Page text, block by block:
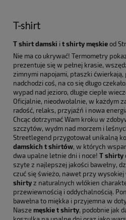
T-shirt
T shirt damski i t shirty męskie od
Nie ma co ukrywać! Termometry
prezentuje się w pełnej krasie,
zimnymi napojami, ptaszki ćwierkają,
nadchodzi coś, na co się długo
wypad nad jezioro, długie ciepłe
Oficjalnie, nieodwołalnie, w każdym
radość, relaks, przyjaźń i nowa
Chcąc dotrzymać Wam kroku w
szczytów, wydm nad morzem i
Streetlegend przygotował unikalną
damskich t shirtów, w których
dwa upalne letnie dni i noce! T shirty
szyte z najlepszej jakości bawełny,
czuć się świeżo, nawet przy
shirty z naturalnych włókien
przewiewnością i oddychalnością.
bawełna to miękka i przyjemna w
Nasze męskie t shirty, podobnie jak